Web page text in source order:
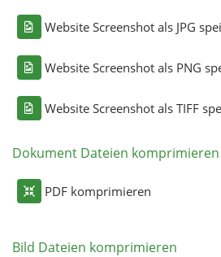
Website Screenshot als JPG
Website Screenshot als PNG
Website Screenshot als TIFF
Dokument Dateien komprimieren
PDF komprimieren
Bild Dateien komprimieren